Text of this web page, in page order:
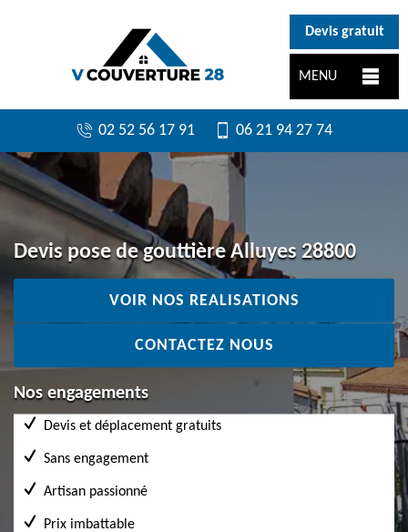
Devis gratuit
MENU
02 52 56 17 91 06 21 94 27 74
Devis pose de gouttière Alluyes 28800
VOIR NOS REALISATIONS
CONTACTEZ NOUS
Nos engagements
Devis et déplacement gratuits
Sans engagement
Artisan passionné
Prix imbattable